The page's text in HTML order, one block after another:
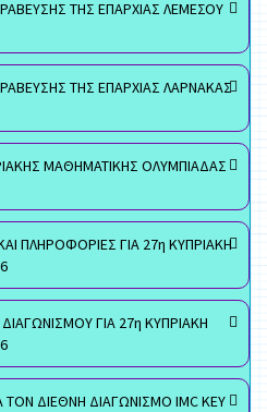
ΤΗΣ ΕΠΑΡΧΙΑΣ ΛΕΜΕΣΟΥ
ΤΗΣ ΕΠΑΡΧΙΑΣ ΛΑΡΝΑΚΑΣ
ΜΑΘΗΜΑΤΙΚΗΣ ΟΛΥΜΠΙΑΔΑΣ
ΠΛΗΡΟΦΟΡΙΕΣ ΓΙΑ 27η ΚΥΠΡΙΑΚΗ
ΓΙΑ 27η ΚΥΠΡΙΑΚΗ
ΔΙΕΘΝΗ ΔΙΑΓΩΝΙΣΜΟ IMC KEY